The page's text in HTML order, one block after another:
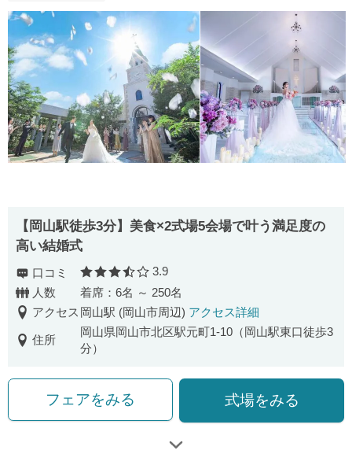
【岡山駅徒歩3分】美食×2式場5会場で叶う満足度の
高い結婚式
口コミ 口コミ評価
3.9
人数
着席：6名 ～ 250名
アクセス 岡山駅 (岡山市周辺) アクセス詳細
住所
岡山県岡山市北区駅元町1-10（岡山駅東口徒歩3
分）
フェアをみる 式場をみる